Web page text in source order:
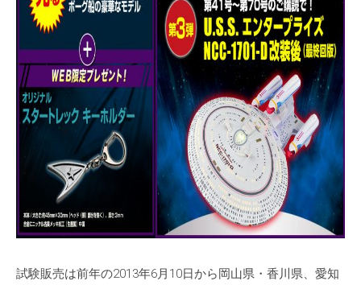
試験販売は前年の2013年6月10日から岡山県・香川県、愛知